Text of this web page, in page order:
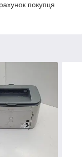
покупця